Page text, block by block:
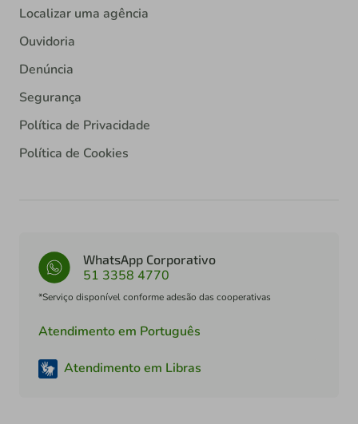
Localizar uma agência
Ouvidoria
Denúncia
Segurança
Política de Privacidade
Política de Cookies
WhatsApp Corporativo
51 3358 4770
*Serviço disponível conforme adesão das cooperativas
Atendimento em Português
Atendimento em Libras